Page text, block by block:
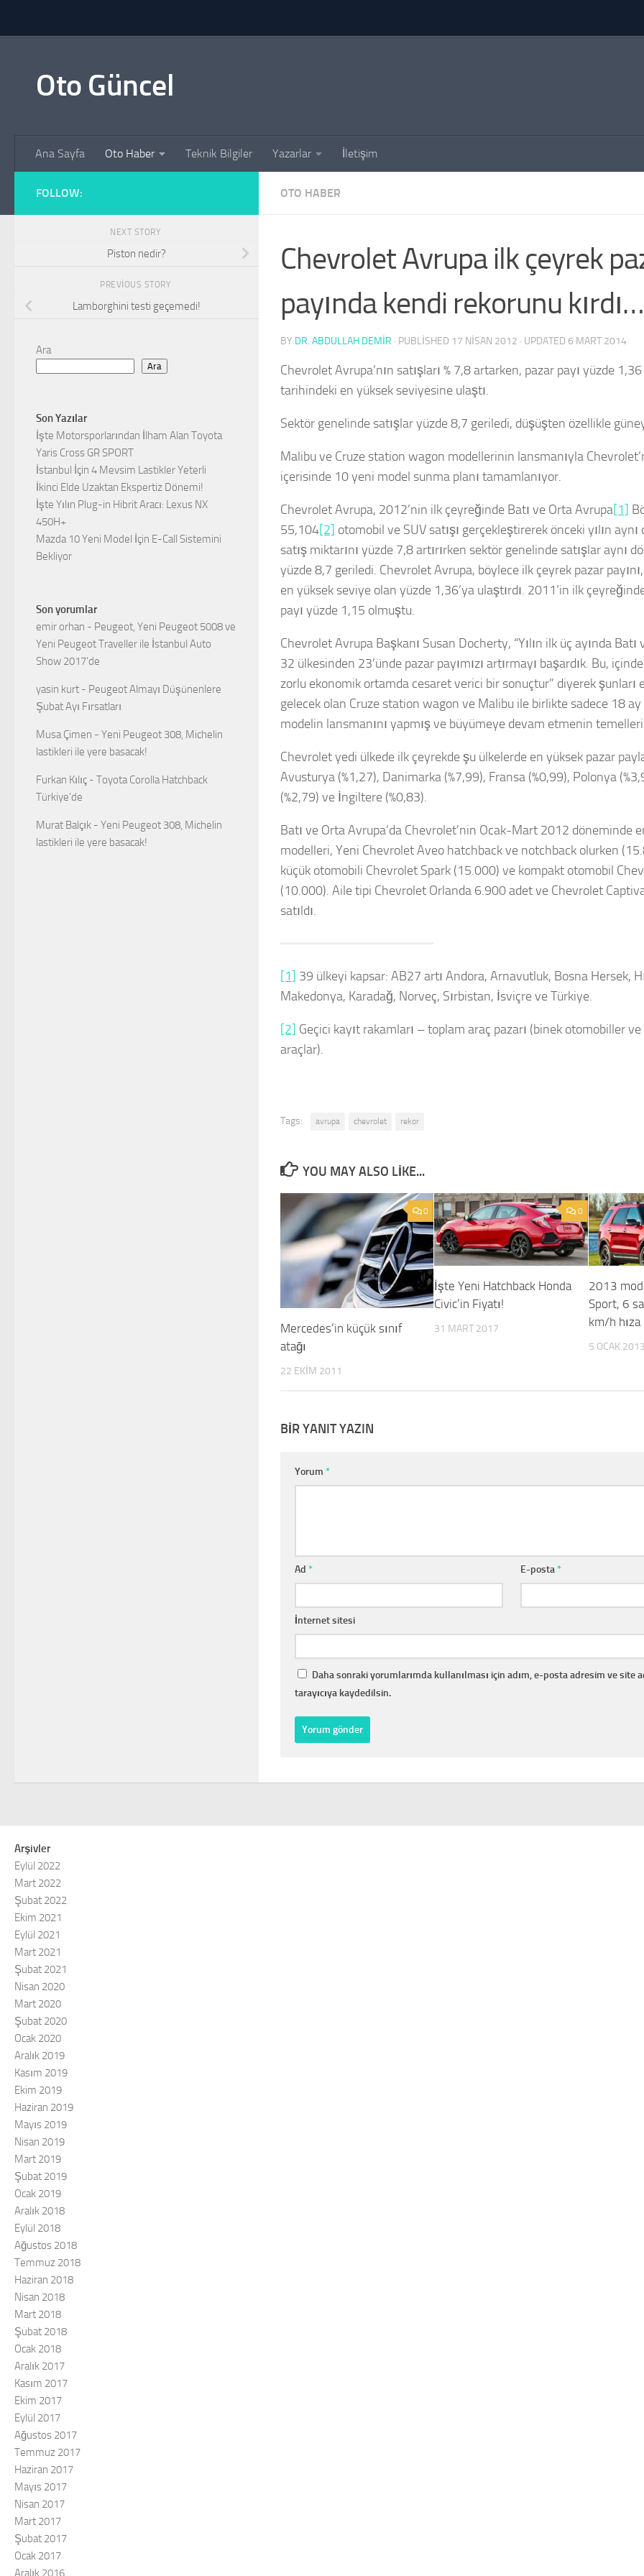
Oto Güncel
Ana Sayfa Oto Haber Teknik Bilgiler Yazarlar İletişim
OTO HABER
Chevrolet Avrupa ilk çeyrek
payında kendi rekorunu kırdı…
BY DR. ABDULLAH DEMİR · PUBLISHED 17 NISAN 2012 · UPDATED 6 MART 2014
Chevrolet Avrupa’nın satışları % 7,8 artarken, pazar payı yüzde
tarihindeki en yüksek seviyesine ulaştı.
Sektör genelinde satışlar yüzde 8,7 geriledi, düşüşten özellikle
Malibu ve Cruze station wagon modellerinin lansmanıyla
içerisinde 10 yeni model sunma planı tamamlanıyor.
Chevrolet Avrupa, 2012’nin ilk çeyreğinde Batı ve Orta Avrupa[1]
55,104[2] otomobil ve SUV satışı gerçekleştirerek önceki yılın
satış miktarını yüzde 7,8 artırırken sektör genelinde satışlar aynı
yüzde 8,7 geriledi. Chevrolet Avrupa, böylece ilk çeyrek pazar
en yüksek seviye olan yüzde 1,36’ya ulaştırdı. 2011’in ilk
payı yüzde 1,15 olmuştu.
Chevrolet Avrupa Başkanı Susan Docherty, “Yılın ilk üç ayında Batı
32 ülkesinden 23’ünde pazar payımızı artırmayı başardık. Bu,
zorlu ekonomik ortamda cesaret verici bir sonuçtur” diyerek şunları
gelecek olan Cruze station wagon ve Malibu ile birlikte sadece 18
modelin lansmanını yapmış ve büyümeye devam etmenin
Chevrolet yedi ülkede ilk çeyrekde şu ülkelerde en yüksek pazar
Avusturya (%1,27), Danimarka (%7,99), Fransa (%0,99), Polonya
(%2,79) ve İngiltere (%0,83).
Batı ve Orta Avrupa’da Chevrolet’nin Ocak-Mart 2012 döneminde
modelleri, Yeni Chevrolet Aveo hatchback ve notchback olurken
küçük otomobili Chevrolet Spark (15.000) ve kompakt otomobil
(10.000). Aile tipi Chevrolet Orlanda 6.900 adet ve Chevrolet
satıldı.
[1] 39 ülkeyi kapsar: AB27 artı Andora, Arnavutluk, Bosna Hersek,
Makedonya, Karadağ, Norveç, Sırbistan, İsviçre ve Türkiye.
[2] Geçici kayıt rakamları – toplam araç pazarı (binek otomobiller
araçlar).
Tags: avrupa chevrolet rekor
YOU MAY ALSO LIKE...
0
Mercedes’in küçük sınıf
atağı
22 EKIM 2011
0
İşte Yeni Hatchback Honda
Civic’in Fiyatı!
31 MART 2017
2013
Sport, 6
km/h hıza
5 OCAK 2013
BIR YANIT YAZIN
Yorum *
Ad * E-posta*
İnternet sitesi
Daha sonraki yorumlarımda kullanılması için adım, e-posta adresim ve site
tarayıcıya kaydedilsin.
FOLLOW:
NEXT STORY
Piston nedir?
PREVIOUS STORY
Lamborghini testi geçemedi!
Ara
Ara
Son Yazılar
İşte Motorsporlarından İlham Alan Toyota
Yaris Cross GR SPORT
İstanbul İçin 4 Mevsim Lastikler Yeterli
İkinci Elde Uzaktan Ekspertiz Dönemi!
İşte Yılın Plug-in Hibrit Aracı: Lexus NX
450H+
Mazda 10 Yeni Model İçin E-Call Sistemini
Bekliyor
Son yorumlar
emir orhan - Peugeot, Yeni Peugeot 5008 ve
Yeni Peugeot Traveller ile İstanbul Auto
Show 2017’de
yasin kurt - Peugeot Almayı Düşünenlere
Şubat Ayı Fırsatları
Musa Çimen - Yeni Peugeot 308, Michelin
lastikleri ile yere basacak!
Furkan Kılıç - Toyota Corolla Hatchback
Türkiye’de
Murat Balçık - Yeni Peugeot 308, Michelin
lastikleri ile yere basacak!
Arşivler
Eylül 2022
Mart 2022
Şubat 2022
Ekim 2021
Eylül 2021
Mart 2021
Şubat 2021
Nisan 2020
Mart 2020
Şubat 2020
Ocak 2020
Aralık 2019
Kasım 2019
Ekim 2019
Haziran 2019
Mayıs 2019
Nisan 2019
Mart 2019
Şubat 2019
Ocak 2019
Aralık 2018
Eylül 2018
Ağustos 2018
Temmuz 2018
Haziran 2018
Nisan 2018
Mart 2018
Şubat 2018
Ocak 2018
Aralık 2017
Kasım 2017
Ekim 2017
Eylül 2017
Ağustos 2017
Temmuz 2017
Haziran 2017
Mayıs 2017
Nisan 2017
Mart 2017
Şubat 2017
Ocak 2017
Aralık 2016